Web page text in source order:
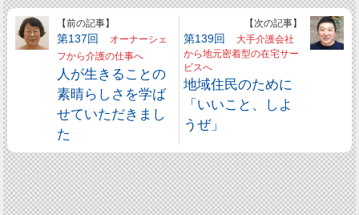
【前の記事】
第137回
オーナーシェ
フから介護の仕事へ
人が生きることの
素晴らしさを学ば
せていただきまし
た
【次の記事】
第139回
大手介護会社
から地元密着型の在宅サー
ビスへ
地域住民のために
「いいこと、しよ
うぜ」